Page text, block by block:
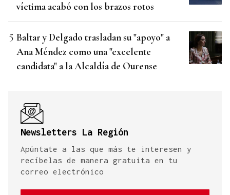
víctima acabó con los brazos rotos
Baltar y Delgado trasladan su "apoyo" a
Ana Méndez como una "excelente
candidata" a la Alcaldía de Ourense
Newsletters La Región
Apúntate a las que más te interesen y
recíbelas de manera gratuita en tu
correo electrónico